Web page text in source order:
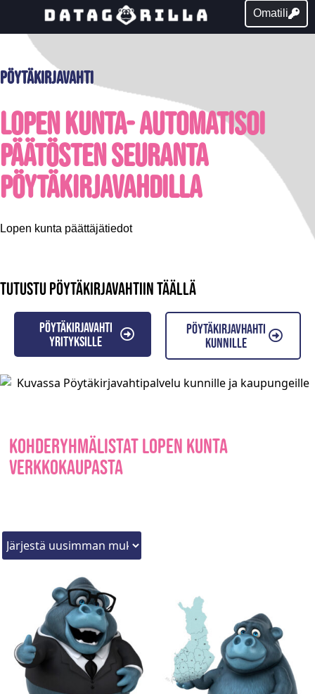
Omatili
Pöytäkirjavahti
Lopen kunta- Automatisoi
päätösten seuranta
pöytäkirjavahdilla
Lopen kunta päättäjätiedot
Tutustu pöytäkirjavahtiin täällä
Pöytäkirjavahti
yrityksille
Pöytäkirjavhahti
kunnille
Kohderyhmälistat Lopen kunta
verkkokaupasta